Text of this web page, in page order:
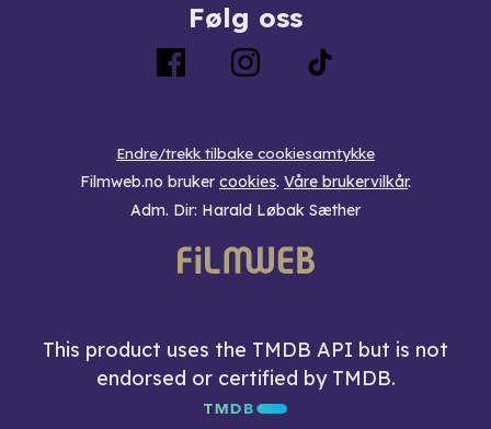
Følg oss
Endre/trekk tilbake cookiesamtykke
Filmweb.no bruker cookies. Våre brukervilkår.
Adm. Dir: Harald Løbak Sæther
This product uses the TMDB API but is not
endorsed or certified by TMDB.